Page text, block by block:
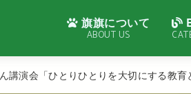
旗旗について
ABOUT US
講演会「ひとりひとりを大切にする教